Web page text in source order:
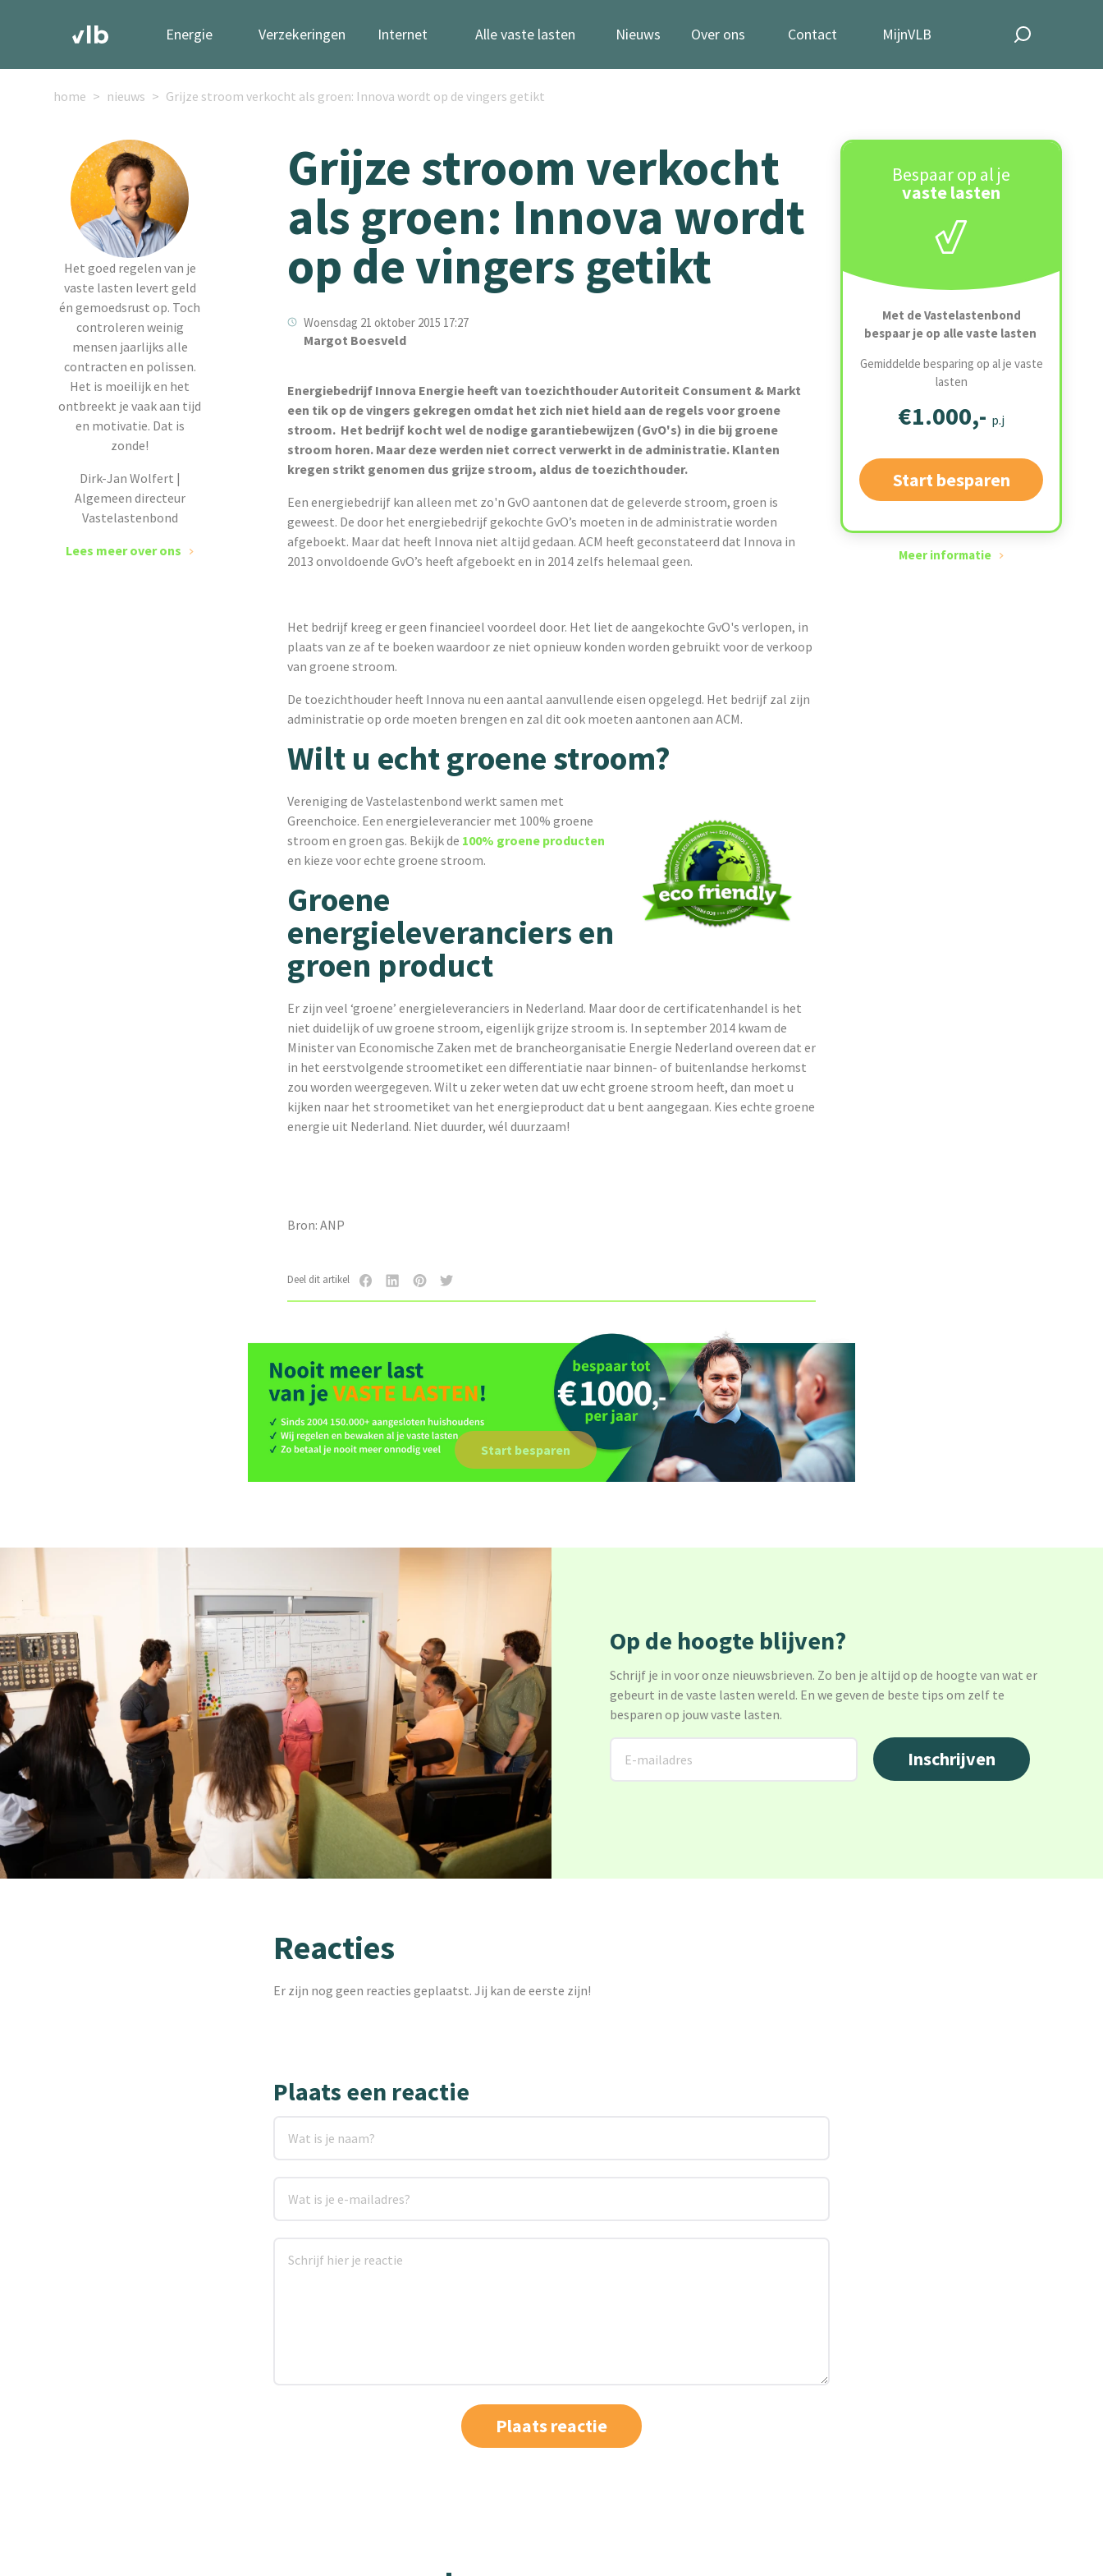
Energie Verzekeringen Internet Alle vaste lasten Nieuws Over ons Contact MijnVLB
home nieuws Grijze stroom verkocht als groen: Innova wordt op de vingers getikt
Het goed regelen van je
vaste lasten levert geld
én gemoedsrust op. Toch
controleren weinig
mensen jaarlijks alle
contracten en polissen.
Het is moeilijk en het
ontbreekt je vaak aan tijd
en motivatie. Dat is
zonde!
Dirk-Jan Wolfert |
Algemeen directeur
Vastelastenbond
Lees meer over ons
Bespaar op al je
vaste lasten
Met de Vastelastenbond
bespaar je op alle vaste lasten
Gemiddelde besparing op al je vaste
lasten
€1.000,- p.j
Start besparen
Meer informatie
Grijze stroom verkocht
als groen: Innova wordt
op de vingers getikt
Woensdag 21 oktober 2015 17:27
Margot Boesveld
Energiebedrijf Innova Energie heeft van toezichthouder Autoriteit Consument & Markt
een tik op de vingers gekregen omdat het zich niet hield aan de regels voor groene
stroom. Het bedrijf kocht wel de nodige garantiebewijzen (GvO's) in die bij groene
stroom horen. Maar deze werden niet correct verwerkt in de administratie. Klanten
kregen strikt genomen dus grijze stroom, aldus de toezichthouder.
Een energiebedrijf kan alleen met zo'n GvO aantonen dat de geleverde stroom, groen is
geweest. De door het energiebedrijf gekochte GvO’s moeten in de administratie worden
afgeboekt. Maar dat heeft Innova niet altijd gedaan. ACM heeft geconstateerd dat Innova in
2013 onvoldoende GvO’s heeft afgeboekt en in 2014 zelfs helemaal geen.
Het bedrijf kreeg er geen financieel voordeel door. Het liet de aangekochte GvO's verlopen, in
plaats van ze af te boeken waardoor ze niet opnieuw konden worden gebruikt voor de verkoop
van groene stroom.
De toezichthouder heeft Innova nu een aantal aanvullende eisen opgelegd. Het bedrijf zal zijn
administratie op orde moeten brengen en zal dit ook moeten aantonen aan ACM.
Wilt u echt groene stroom?
Vereniging de Vastelastenbond werkt samen met
Greenchoice. Een energieleverancier met 100% groene
stroom en groen gas. Bekijk de 100% groene producten
en kieze voor echte groene stroom.
Groene
energieleveranciers en
groen product
Er zijn veel ‘groene’ energieleveranciers in Nederland. Maar door de certificatenhandel is het
niet duidelijk of uw groene stroom, eigenlijk grijze stroom is. In september 2014 kwam de
Minister van Economische Zaken met de brancheorganisatie Energie Nederland overeen dat er
in het eerstvolgende stroometiket een differentiatie naar binnen- of buitenlandse herkomst
zou worden weergegeven. Wilt u zeker weten dat uw echt groene stroom heeft, dan moet u
kijken naar het stroometiket van het energieproduct dat u bent aangegaan. Kies echte groene
energie uit Nederland. Niet duurder, wél duurzaam!
Bron: ANP
Deel dit artikel
Start besparen
Op de hoogte blijven?
Schrijf je in voor onze nieuwsbrieven. Zo ben je altijd op de hoogte van wat er
gebeurt in de vaste lasten wereld. En we geven de beste tips om zelf te
besparen op jouw vaste lasten.
Reacties
Er zijn nog geen reacties geplaatst. Jij kan de eerste zijn!
Plaats een reactie